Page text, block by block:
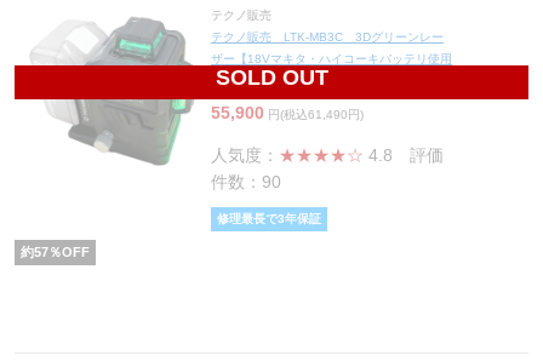
SOLD OUT
テクノ販売
テクノ販売 LTK-MB3C 3Dグリーンレー
ザー【18Vマキタ・ハイコーキバッテリ使用
可能】(バッテリー別売り)
55,900 円(税込61,490円)
人気度： ★★★★☆ 4.8 評価
件数：90
修理最長で3年保証
約57％OFF